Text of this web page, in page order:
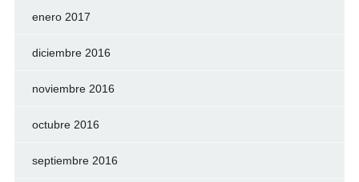
enero 2017
diciembre 2016
noviembre 2016
octubre 2016
septiembre 2016